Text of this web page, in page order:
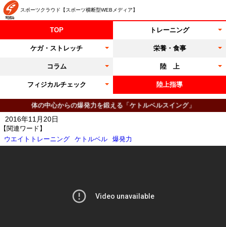
スポーツクラウド【スポーツ横断型WEBメディア】
TOP トレーニング
ケガ・ストレッチ 栄養・食事
コラム 陸 上
フィジカルチェック 陸上指導
体の中心からの爆発力を鍛える「ケトルベルスイング」
【関連ワード】
ウエイトトレーニング
ケトルベル 爆発力
2016年11月20日